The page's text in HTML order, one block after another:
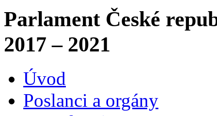
Parlament České
2017 – 2021
Úvod
Poslanci a orgány